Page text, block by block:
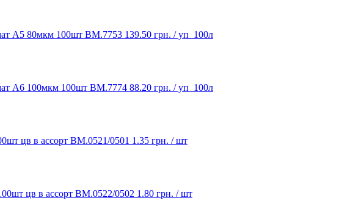
А5 80мкм 100шт BM.7753 139.50 грн. / уп_100л
А6 100мкм 100шт BM.7774 88.20 грн. / уп_100л
цв в ассорт BM.0521/0501 1.35 грн. / шт
цв в ассорт BM.0522/0502 1.80 грн. / шт